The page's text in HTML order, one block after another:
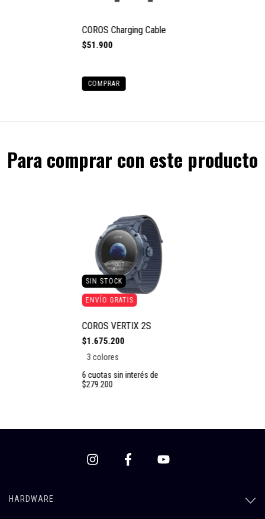
COROS Charging Cable
$51.900
COMPRAR
Para comprar con este producto
SIN STOCK
ENVÍO GRATIS
COROS VERTIX 2S
$1.675.200
3 colores
6 cuotas sin interés de
$279.200
HARDWARE